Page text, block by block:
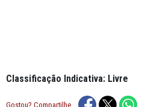
Classificação Indicativa: Livre
Gostou? Compartilhe